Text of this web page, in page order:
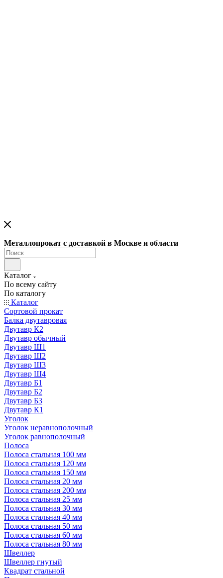
Металлопрокат с доставкой в Москве и области
Каталог
По всему сайту
По каталогу
Каталог
Сортовой прокат
Балка двутавровая
Двутавр К2
Двутавр обычный
Двутавр Ш1
Двутавр Ш2
Двутавр Ш3
Двутавр Ш4
Двутавр Б1
Двутавр Б2
Двутавр Б3
Двутавр К1
Уголок
Уголок неравнополочный
Уголок равнополочный
Полоса
Полоса стальная 100 мм
Полоса стальная 120 мм
Полоса стальная 150 мм
Полоса стальная 20 мм
Полоса стальная 200 мм
Полоса стальная 25 мм
Полоса стальная 30 мм
Полоса стальная 40 мм
Полоса стальная 50 мм
Полоса стальная 60 мм
Полоса стальная 80 мм
Швеллер
Швеллер гнутый
Квадрат стальной